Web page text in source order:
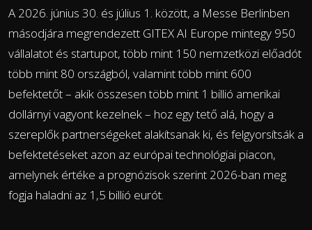
A 2026. június 30. és július 1. között, a Messe Berlinben
másodjára megrendezett GITEX AI Europe mintegy 950
vállalatot és startupot, több mint 150 nemzetközi előadót
több mint 80 országból, valamint több mint 600
befektetőt – akik összesen több mint 1 billió amerikai
dollárnyi vagyont kezelnek – hoz egy tető alá, hogy a
szereplők partnerségeket alakítsanak ki, és felgyorsítsák a
befektetéseket azon az európai technológiai piacon,
amelynek értéke a prognózisok szerint 2026-ban meg
fogja haladni az 1,5 billió eurót.